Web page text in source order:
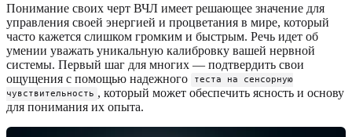
Понимание своих черт ВЧЛ имеет решающее значение для
управления своей энергией и процветания в мире, который
часто кажется слишком громким и быстрым. Речь идет об
умении уважать уникальную калибровку вашей нервной
системы. Первый шаг для многих — подтвердить свои
ощущения с помощью надежного
теста на сенсорную
чувствительность , который может обеспечить ясность и основу
для понимания их опыта.